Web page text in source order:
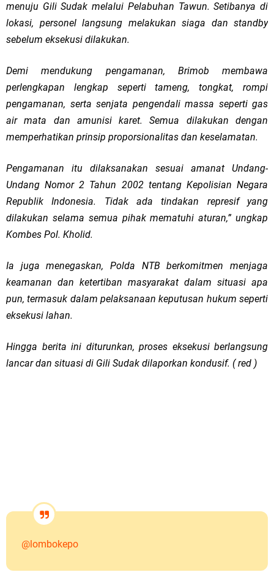
menuju Gili Sudak melalui Pelabuhan Tawun. Setibanya di
lokasi, personel langsung melakukan siaga dan standby
sebelum eksekusi dilakukan.
Demi mendukung pengamanan, Brimob membawa
perlengkapan lengkap seperti tameng, tongkat, rompi
pengamanan, serta senjata pengendali massa seperti gas
air mata dan amunisi karet. Semua dilakukan dengan
memperhatikan prinsip proporsionalitas dan keselamatan.
Pengamanan itu dilaksanakan sesuai amanat Undang-
Undang Nomor 2 Tahun 2002 tentang Kepolisian Negara
Republik Indonesia. Tidak ada tindakan represif yang
dilakukan selama semua pihak mematuhi aturan,” ungkap
Kombes Pol. Kholid.
Ia juga menegaskan, Polda NTB berkomitmen menjaga
keamanan dan ketertiban masyarakat dalam situasi apa
pun, termasuk dalam pelaksanaan keputusan hukum seperti
eksekusi lahan.
Hingga berita ini diturunkan, proses eksekusi berlangsung
lancar dan situasi di Gili Sudak dilaporkan kondusif. ( red )
@lombokepo